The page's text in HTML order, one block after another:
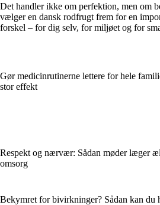
Det handler ikke om perfektion, men om
vælger en dansk rodfrugt frem for en
forskel – for dig selv, for miljøet og for
Gør medicinrutinerne lettere for hele
stor effekt
Respekt og nærvær: Sådan møder læger
omsorg
Bekymret for bivirkninger? Sådan kan du